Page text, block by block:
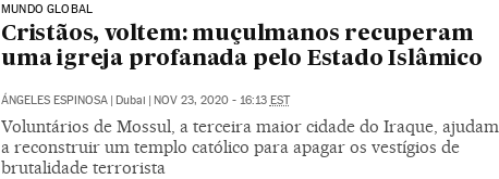
MUNDO GLOBAL
Cristãos, voltem: muçulmanos recuperam
uma igreja profanada pelo Estado Islâmico
ÁNGELES ESPINOSA | Dubai | NOV 23, 2020 - 16:13 EST
Voluntários de Mossul, a terceira maior cidade do Iraque, ajudam
a reconstruir um templo católico para apagar os vestígios de
brutalidade terrorista